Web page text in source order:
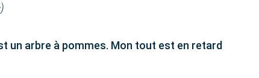
un arbre à pommes. Mon tout est en retard